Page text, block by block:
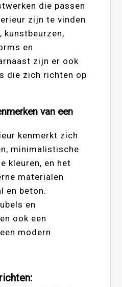
die passen
zijn te vinden
kunstbeurzen,
en
zijn er ook
die zich richten op
van een
kenmerkt zich
minimalistische
kleuren, en het
materialen
en beton.
en
ook een
modern